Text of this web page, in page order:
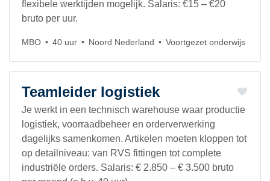
flexibele werktijden mogelijk. Salaris: €15 – €20
bruto per uur.
MBO 40 uur Noord Nederland Voortgezet onderwijs
Teamleider logistiek
Je werkt in een technisch warehouse waar productie
logistiek, voorraadbeheer en orderverwerking
dagelijks samenkomen. Artikelen moeten kloppen tot
op detailniveau: van RVS fittingen tot complete
industriële orders. Salaris: € 2.850 – € 3.500 bruto